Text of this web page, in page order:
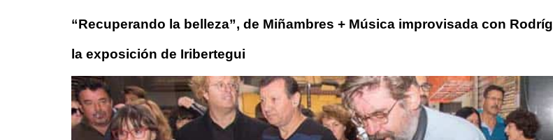
“Recuperando la belleza”, de Miñambres + Música improvisada con
la exposición de Iribertegui